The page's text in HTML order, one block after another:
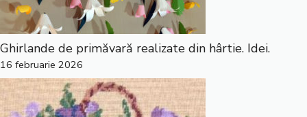
Ghirlande de primăvară realizate din hârtie. Idei.
16 februarie 2026